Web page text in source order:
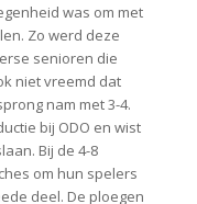
was om met
Zo werd deze
senioren die
niet vreemd dat
nam met 3-4.
bij ODO en wist
Bij de 4-8
om hun spelers
deel. De ploegen